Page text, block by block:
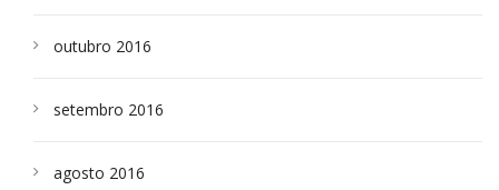
outubro 2016
setembro 2016
agosto 2016